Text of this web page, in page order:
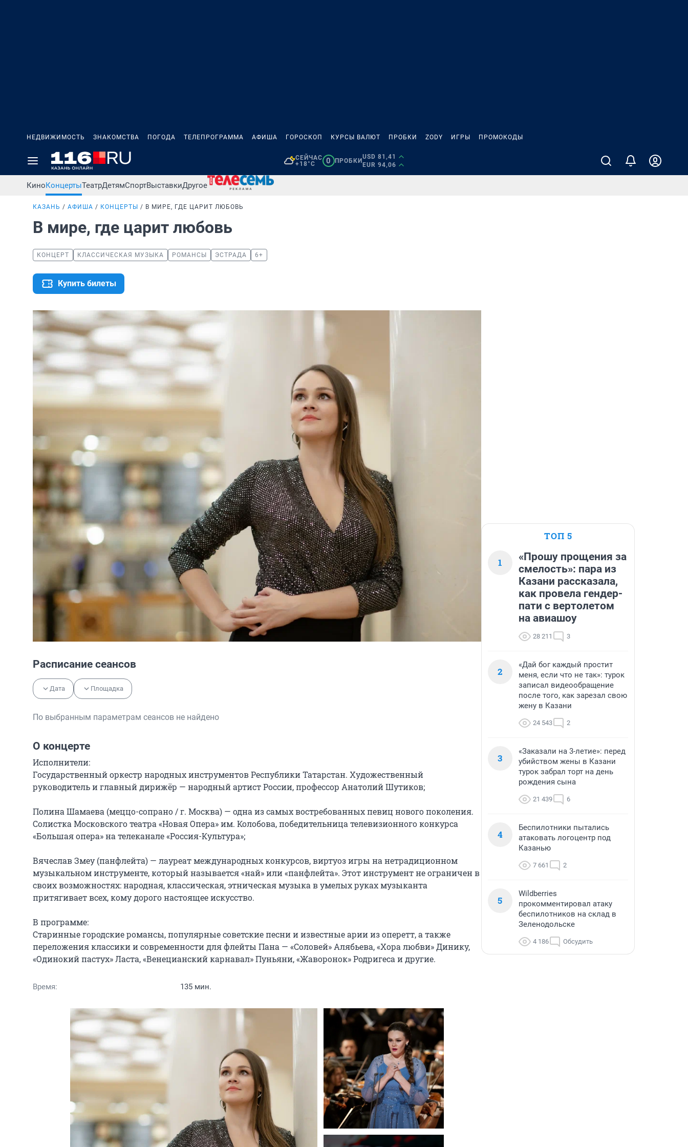
НЕДВИЖИМОСТЬ ЗНАКОМСТВА ПОГОДА ТЕЛЕПРОГРАММА АФИША ГОРОСКОП КУРСЫ ВАЛЮТ ПРОБКИ ZODY ИГРЫ ПРОМОКОДЫ
СЕЙЧАС
+18°C
0 ПРОБКИ
USD 81,41
EUR 94,06
КиноКонцертыТеатрДетямСпортВыставкиДругое
КАЗАНЬ АФИША КОНЦЕРТЫ В МИРЕ, ГДЕ ЦАРИТ ЛЮБОВЬ
В мире, где царит любовь
КОНЦЕРТ КЛАССИЧЕСКАЯ МУЗЫКА РОМАНСЫ ЭСТРАДА 6+
Купить билеты
Расписание сеансов
Дата Площадка
По выбранным параметрам сеансов не найдено
О концерте
Исполнители:
Государственный оркестр народных инструментов Республики Татарстан. Художественный
руководитель и главный дирижёр — народный артист России, профессор Анатолий Шутиков;
Полина Шамаева (меццо-сопрано / г. Москва) — одна из самых востребованных певиц нового поколения.
Солистка Московского театра «Новая Опера» им. Колобова, победительница телевизионного конкурса
«Большая опера» на телеканале «Россия-Культура»;
Вячеслав Змеу (панфлейта) — лауреат международных конкурсов, виртуоз игры на нетрадиционном
музыкальном инструменте, который называется «най» или «панфлейта». Этот инструмент не ограничен в
своих возможностях: народная, классическая, этническая музыка в умелых руках музыканта
притягивает всех, кому дорого настоящее искусство.
В программе:
Старинные городские романсы, популярные советские песни и известные арии из оперетт, а также
переложения классики и современности для флейты Пана — «Соловей» Алябьева, «Хора любви» Динику,
«Одинокий пастух» Ласта, «Венецианский карнавал» Пуньяни, «Жаворонок» Родригеса и другие.
Время: 135 мин.
ТОП 5
1
«Прошу прощения за
смелость»: пара из
Казани рассказала,
как провела гендер-
пати с вертолетом
на авиашоу
28 211 3
2
«Дай бог каждый простит
меня, если что не так»: турок
записал видеообращение
после того, как зарезал свою
жену в Казани
24 543 2
3
«Заказали на 3-летие»: перед
убийством жены в Казани
турок забрал торт на день
рождения сына
21 439 6
4
Беспилотники пытались
атаковать логоцентр под
Казанью
7 661 2
5
Wildberries
прокомментировал атаку
беспилотников на склад в
Зеленодольске
4 186 Обсудить